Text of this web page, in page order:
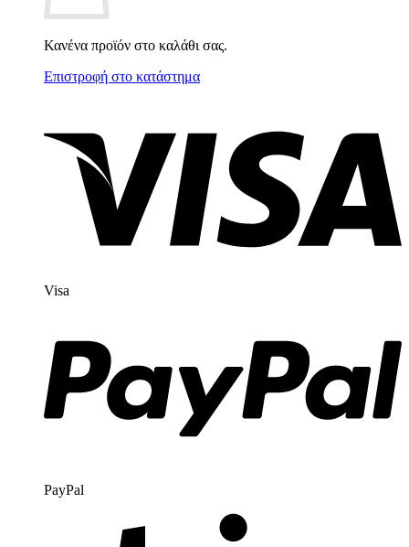
Κανένα προϊόν στο καλάθι σας.
Επιστροφή στο κατάστημα
Visa
PayPal